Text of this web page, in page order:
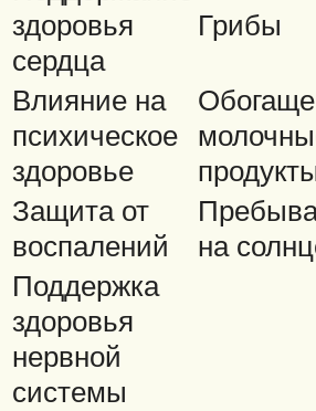
здоровья
сердца
Грибы
Влияние на
психическое
здоровье
Защита от
воспалений
на
Поддержка
здоровья
нервной
системы